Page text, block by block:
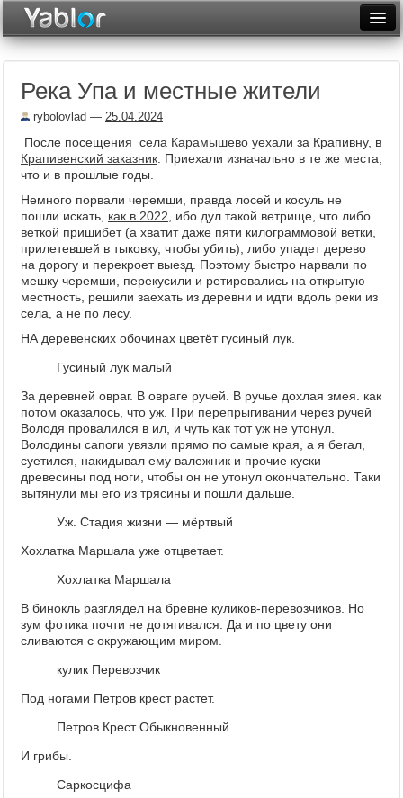
Неделя
Рейтинги
Архив
Фототоп
Видеотоп
Река Упа и местные жители
rybolovlad — 25.04.2024
После посещения села Карамышево уехали за Крапивну, в
Крапивенский заказник . Приехали изначально в те же места,
что и в прошлые годы.
Немного порвали черемши, правда лосей и косуль не
пошли искать, как в 2022 , ибо дул такой ветрище, что либо
веткой пришибет (а хватит даже пяти килограммовой ветки,
прилетевшей в тыковку, чтобы убить), либо упадет дерево
на дорогу и перекроет выезд. Поэтому быстро нарвали по
мешку черемши, перекусили и ретировались на открытую
местность, решили заехать из деревни и идти вдоль реки из
села, а не по лесу.
НА деревенских обочинах цветёт гусиный лук.
Гусиный лук малый
За деревней овраг. В овраге ручей. В ручье дохлая змея. как
потом оказалось, что уж. При перепрыгивании через ручей
Володя провалился в ил, и чуть как тот уж не утонул.
Володины сапоги увязли прямо по самые края, а я бегал,
суетился, накидывал ему валежник и прочие куски
древесины под ноги, чтобы он не утонул окончательно. Таки
вытянули мы его из трясины и пошли дальше.
Уж. Стадия жизни — мёртвый
Хохлатка Маршала уже отцветает.
Хохлатка Маршала
В бинокль разглядел на бревне куликов-перевозчиков. Но
зум фотика почти не дотягивался. Да и по цвету они
сливаются с окружающим миром.
кулик Перевозчик
Под ногами Петров крест растет.
Петров Крест Обыкновенный
И грибы.
Саркосцифа